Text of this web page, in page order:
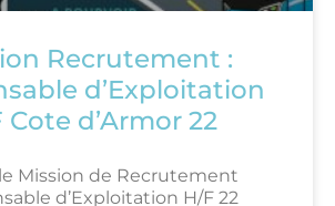
Recrutement :
d’Exploitation
Cote d’Armor 22
Mission de Recrutement
d’Exploitation H/F 22